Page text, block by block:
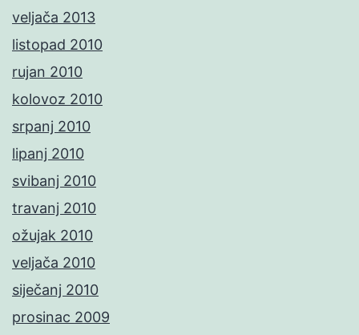
veljača 2013
listopad 2010
rujan 2010
kolovoz 2010
srpanj 2010
lipanj 2010
svibanj 2010
travanj 2010
ožujak 2010
veljača 2010
siječanj 2010
prosinac 2009